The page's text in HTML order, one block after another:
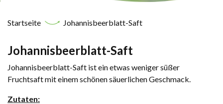
Startseite Johannisbeerblatt-Saft
Johannisbeerblatt-Saft
Johannisbeerblatt-Saft ist ein etwas weniger süßer
Fruchtsaft mit einem schönen säuerlichen Geschmack.
Zutaten: